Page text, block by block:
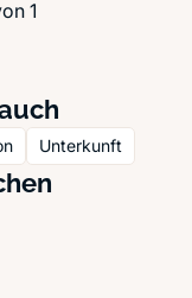
1
Unterkunft